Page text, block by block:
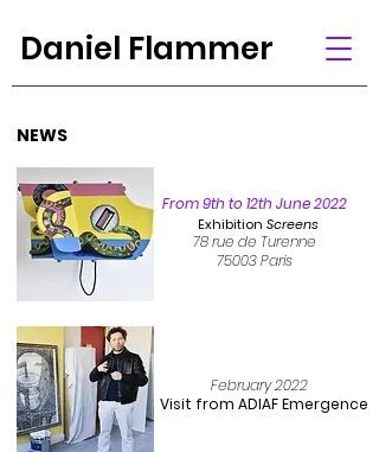
Daniel Flammer
NEWS
February 2022
Exhibition Screens
78 rue de Turenne
75003 Paris
Visit from ADIAF Emergence
From 9th to 12th June 2022